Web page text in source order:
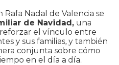
Nadal de Valencia se
de Navidad, una
reforzar el vínculo entre
y sus familias, y también
conjunta sobre cómo
en el día a día.